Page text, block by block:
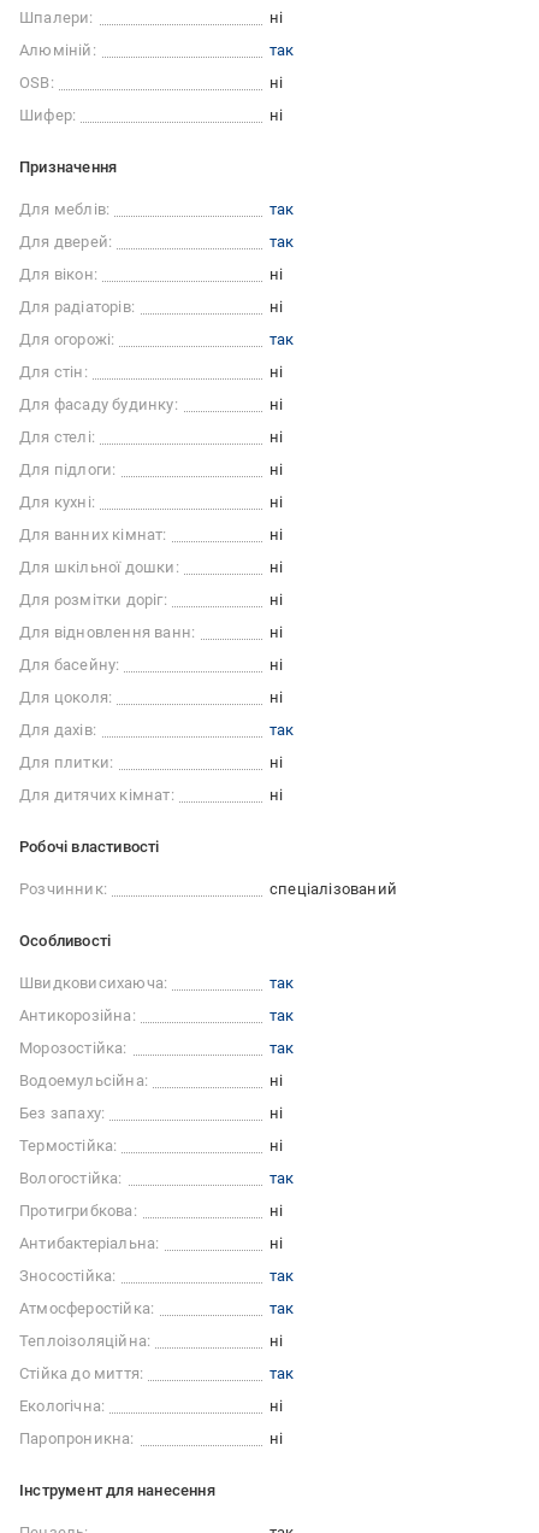
Шпалери:
ні
Алюміній:
так
OSB:
ні
Шифер:
ні
Призначення
Для меблів:
так
Для дверей:
так
Для вікон:
ні
Для радіаторів:
ні
Для огорожі:
так
Для стін:
ні
Для фасаду будинку:
ні
Для стелі:
ні
Для підлоги:
ні
Для кухні:
ні
Для ванних кімнат:
ні
Для шкільної дошки:
ні
Для розмітки доріг:
ні
Для відновлення ванн:
ні
Для басейну:
ні
Для цоколя:
ні
Для дахів:
так
Для плитки:
ні
Для дитячих кімнат:
ні
Робочі властивості
Розчинник: спеціалізований
Особливості
Швидковисихаюча:
так
Антикорозійна:
так
Морозостійка:
так
Водоемульсійна:
ні
Без запаху:
ні
Термостійка:
ні
Вологостійка:
так
Протигрибкова:
ні
Антибактеріальна:
ні
Зносостійка:
так
Атмосферостійка:
так
Теплоізоляційна:
ні
Стійка до миття:
так
Екологічна:
ні
Паропроникна:
ні
Інструмент для нанесення